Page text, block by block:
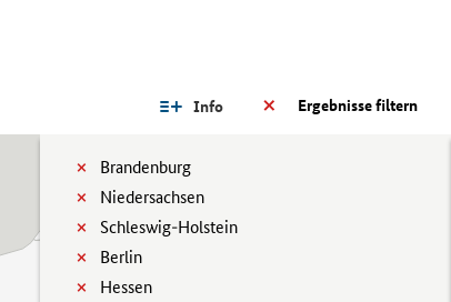
Ergebnisse filtern
Info
Brandenburg
Niedersachsen
Schleswig-Holstein
Berlin
Hessen